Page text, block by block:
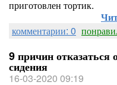
приготовлен тортик.
комментарии: 0
9 причин отказаться
сидения
16-03-2020 09:19